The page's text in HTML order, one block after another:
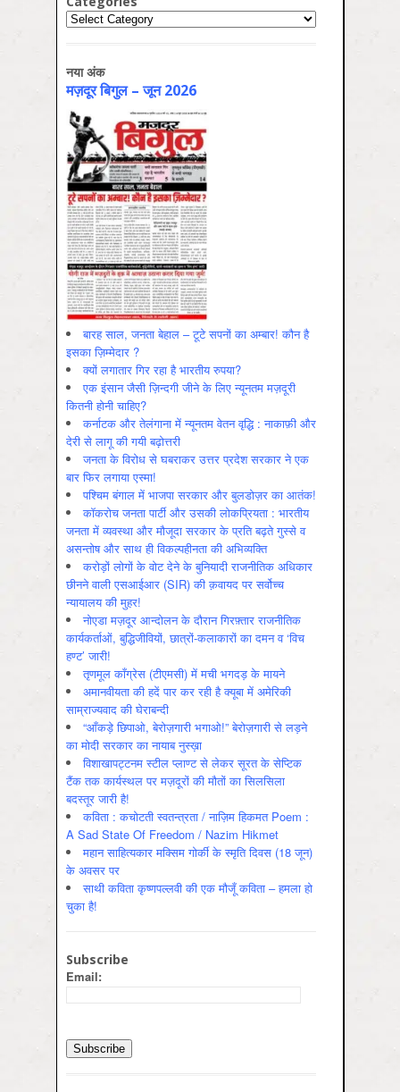
Categories
नया अंक
मज़दूर बिगुल – जून 2026
बारह साल, जनता बेहाल – टूटे सपनों का अम्बार! कौन है
इसका ज़िम्मेदार ?
क्यों लगातार गिर रहा है भारतीय रुपया?
एक इंसान जैसी ज़िन्दगी जीने के लिए न्यूनतम मज़दूरी
कितनी होनी चाहिए?
कर्नाटक और तेलंगाना में न्यूनतम वेतन वृद्धि : नाकाफ़ी और
देरी से लागू की गयी बढ़ोत्तरी
जनता के विरोध से घबराकर उत्तर प्रदेश सरकार ने एक
बार फिर लगाया एस्मा!
पश्चिम बंगाल में भाजपा सरकार और बुलडोज़र का आतंक!
कॉकरोच जनता पार्टी और उसकी लोकप्रियता : भारतीय
जनता में व्‍यवस्‍था और मौजूदा सरकार के प्रति बढ़ते गुस्‍से व
असन्‍तोष और साथ ही विकल्‍पहीनता की अभिव्‍यक्ति
करोड़ों लोगों के वोट देने के बुनियादी राजनीतिक अधिकार
छीनने वाली एसआईआर (SIR) की क़वायद पर सर्वोच्च
न्यायालय की मुहर!
नोएडा मज़दूर आन्दोलन के दौरान गिरफ़्तार राजनीतिक
कार्यकर्ताओं, बुद्धिजीवियों, छात्रों-कलाकारों का दमन व ‘विच
हण्ट’ जारी!
तृणमूल काँग्रेस (टीएमसी) में मची भगदड़ के मायने
अमानवीयता की हदें पार कर रही है क्यूबा में अमेरिकी
साम्राज्यवाद की घेराबन्दी
“आँकड़े छिपाओ, बेरोज़गारी भगाओ!” बेरोज़गारी से लड़ने
का मोदी सरकार का नायाब नुस्ख़ा
विशाखापट्टनम स्टील प्लाण्ट से लेकर सूरत के सेप्टिक
टैंक तक कार्यस्थल पर मज़दूरों की मौतों का सिलसिला
बदस्तूर जारी है!
कविता : कचोटती स्वतन्त्रता / नाज़िम हिकमत Poem :
A Sad State Of Freedom / Nazim Hikmet
महान साहित्यकार मक्सिम गोर्की के स्मृति दिवस (18 जून)
के अवसर पर
साथी कविता कृष्णपल्लवी की एक मौजूँ कविता – हमला हो
चुका है!
Subscribe
Email: